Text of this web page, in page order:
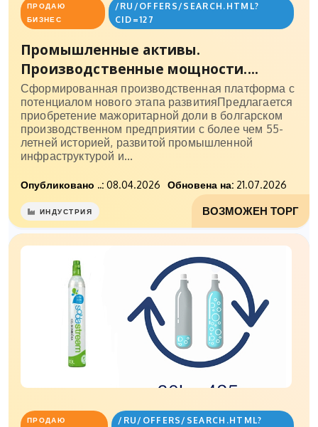
ПРОДАЮ
БИЗНЕС
/RU/OFFERS/SEARCH.HTML?
CID=127
Промышленные активы.
Производственные мощности....
Сформированная производственная платформа с
потенциалом нового этапа развитияПредлагается
приобретение мажоритарной доли в болгарском
производственном предприятии с более чем 55-
летней историей, развитой промышленной
инфраструктурой и...
Опубликовано ..: 08.04.2026 Обновена на: 21.07.2026
ВОЗМОЖЕН ТОРГ
ИНДУСТРИЯ
ПРОДАЮ
/RU/OFFERS/SEARCH.HTML?